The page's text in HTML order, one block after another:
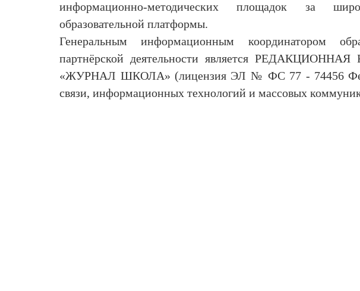
информационно-методических площадок за
образовательной платформы.
Генеральным информационным координатором
партнёрской деятельности является
«ЖУРНАЛ ШКОЛА» (лицензия ЭЛ № ФС 77 - 74456
связи, информационных технологий и массовых